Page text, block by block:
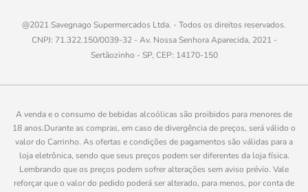
Existem diferenças importantes entre os tipos de leite
disponíveis no supermercado, principalmente em relação
Possui maior teor de gordura natural, oferecendo sabor
mais encorpado e textura cremosa.
Leite semidesnatado
@2021 Savegnago Supermercados Ltda. - Todos os direitos reservados.
CNPJ: 71.322.150/0039-32 - Av. Nossa Senhora Aparecida, 2021 -
Sertãozinho - SP, CEP: 14170-150
A venda e o consumo de bebidas alcoólicas são proibidos para menores de
18 anos.Durante as compras, em caso de divergência de preços, será válido o
valor do Carrinho. As ofertas e condições de pagamentos são válidas para a
loja eletrônica, sendo que seus preços podem ser diferentes da loja física.
Lembrando que os preços podem sofrer alterações sem aviso prévio. Vale
reforçar que o valor do pedido poderá ser alterado, para menos, por conta de